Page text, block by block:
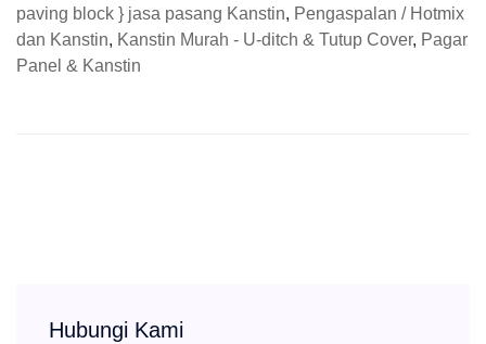
paving block } jasa pasang Kanstin, Pengaspalan / Hotmix
dan Kanstin, Kanstin Murah - U-ditch & Tutup Cover, Pagar
Panel & Kanstin
Hubungi Kami